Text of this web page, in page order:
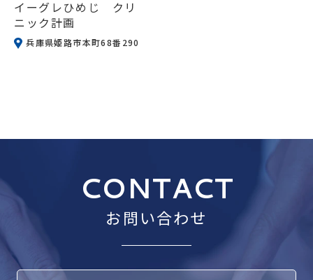
イーグレひめじ クリ
ニック計画
兵庫県姫路市本町68番290
CONTACT
お問い合わせ